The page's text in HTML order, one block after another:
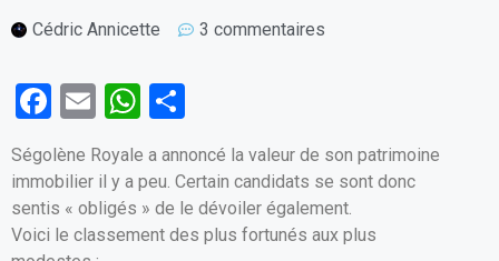
Cédric Annicette 3 commentaires
F
a
ce
b
o
E
m
ail
W
at
s
A
ta
g
er
Ségolène Royale a annoncé la valeur de son patrimoine
immobilier il y a peu. Certain candidats se sont donc
sentis « obligés » de le dévoiler également.
Voici le classement des plus fortunés aux plus